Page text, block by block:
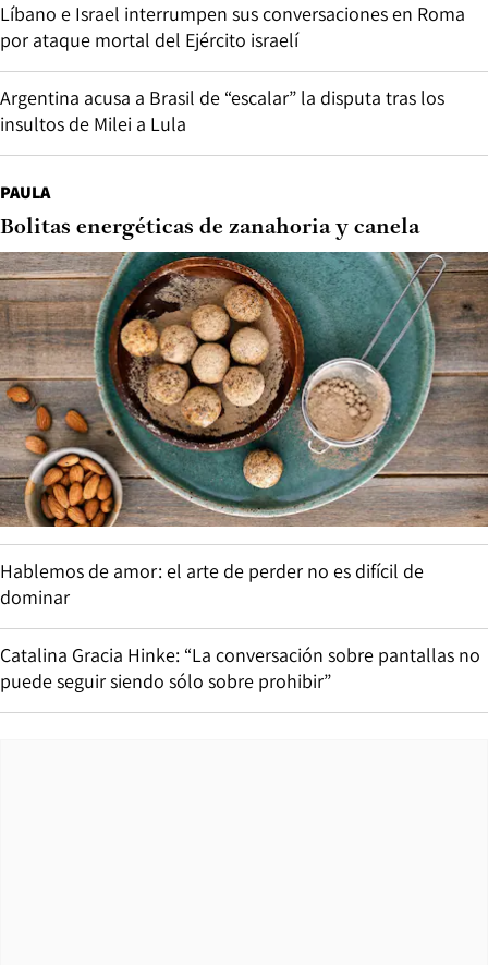
Líbano e Israel interrumpen sus conversaciones en Roma
por ataque mortal del Ejército israelí
Argentina acusa a Brasil de “escalar” la disputa tras los
insultos de Milei a Lula
PAULA
Bolitas energéticas de zanahoria y canela
Hablemos de amor: el arte de perder no es difícil de
dominar
Catalina Gracia Hinke: “La conversación sobre pantallas no
puede seguir siendo sólo sobre prohibir”